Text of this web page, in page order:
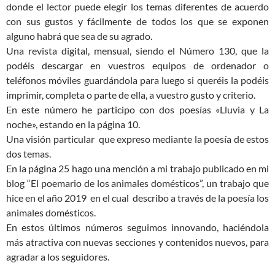
donde el lector puede elegir los temas diferentes de acuerdo
con sus gustos y fácilmente de todos los que se exponen
alguno habrá que sea de su agrado.
Una revista digital, mensual, siendo el Número 130, que la
podéis descargar en vuestros equipos de ordenador o
teléfonos móviles guardándola para luego si queréis la podéis
imprimir, completa o parte de ella, a vuestro gusto y criterio.
En este número he participo con dos poesías «Lluvia y La
noche», estando en la página 10.
Una visión particular que expreso mediante la poesía de estos
dos temas.
En la página 25 hago una mención a mi trabajo publicado en mi
blog “El poemario de los animales domésticos”, un trabajo que
hice en el año 2019 en el cual describo a través de la poesía los
animales domésticos.
En estos últimos números seguimos innovando, haciéndola
más atractiva con nuevas secciones y contenidos nuevos, para
agradar a los seguidores.